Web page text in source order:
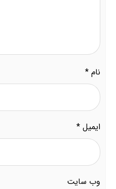
نام *
ایمیل *
وب‌ سایت